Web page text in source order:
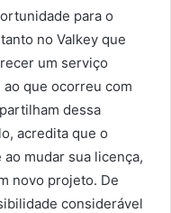
para o
no Valkey que
um serviço
ao que ocorreu com
dessa
acredita que o
mudar sua licença,
novo projeto. De
considerável